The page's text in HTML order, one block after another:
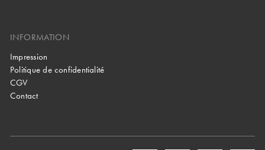
INFORMATION
Impression
Politique de confidentialité
CGV
Contact